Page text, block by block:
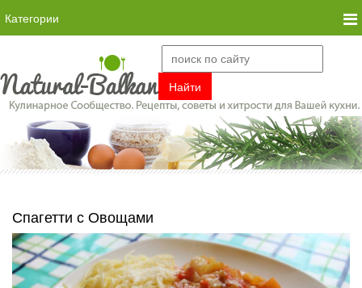
Категории
Спагетти с Овощами